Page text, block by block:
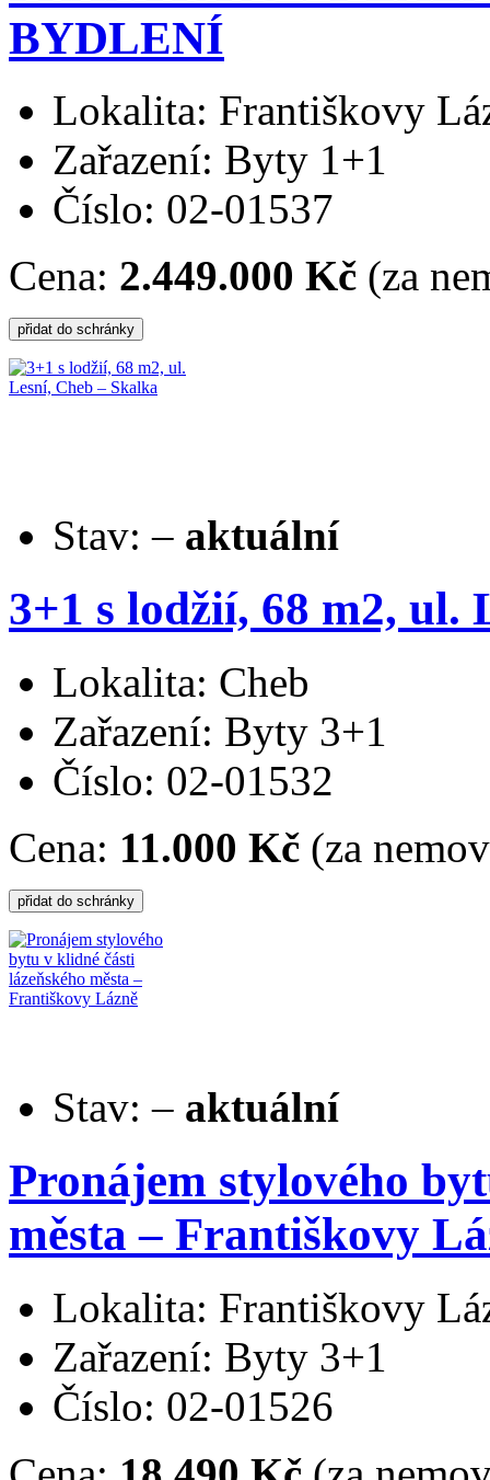
BYDLENÍ
Lokalita: Františkovy
Zařazení: Byty 1+1
Číslo: 02-01537
Cena: 2.449.000 Kč (za
Stav: – aktuální
3+1 s lodžií, 68 m2, ul.
Lokalita: Cheb
Zařazení: Byty 3+1
Číslo: 02-01532
Cena: 11.000 Kč (za
Stav: – aktuální
Pronájem stylového
města – Františkovy
Lokalita: Františkovy
Zařazení: Byty 3+1
Číslo: 02-01526